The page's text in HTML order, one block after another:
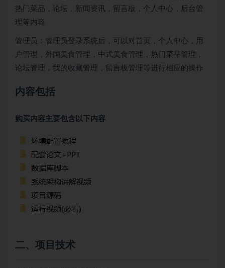
热门菜品，论坛，新闻资讯，留言板，个人中心，后台管
理等内容
管理员：管理员登录系统后，可以对首页，个人中心，用
户管理，外国美食管理，中式美食管理，热门菜品管理，
论坛管理，我的收藏管理，留言板管理等进行相应的操作
内容包括
购买内容主要包含以下内容
二、项目技术